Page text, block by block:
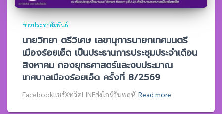
ข่าวประชาสัมพันธ์
นายวิทยา ตรีวิเศษ เลขานุการนายกเทศมนตรี
เมืองร้อยเอ็ด เป็นประธานการประชุมประจำเดือน
สิงหาคม กองยุทธศาสตร์และงบประมาณ
เทศบาลเมืองร้อยเอ็ด ครั้งที่ 8/2569
Facebookแชร์XทวิตLINEส่งไลน์วันพฤหั Read more